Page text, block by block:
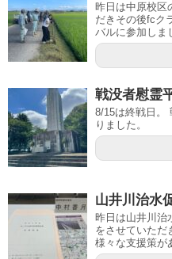
昨日は中原校区
だきその後fcク
バルに参加しま
戦没者慰霊
8/15は終戦日。
りました。
山井川治水
昨日は山井川治
をさせていただ
様々な支援策が